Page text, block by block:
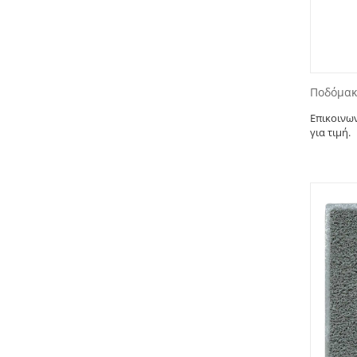
για τιμή.